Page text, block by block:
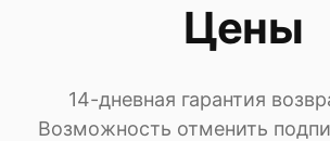
Цены
14-дневная гарантия
Возможность отменить